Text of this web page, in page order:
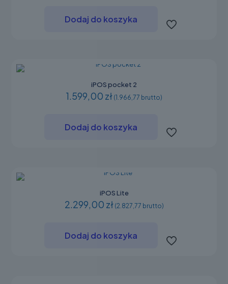
Dodaj do koszyka
iPOS pocket 2
1.599,00 zł (1.966,77 brutto)
Dodaj do koszyka
iPOS Lite
2.299,00 zł (2.827,77 brutto)
Dodaj do koszyka